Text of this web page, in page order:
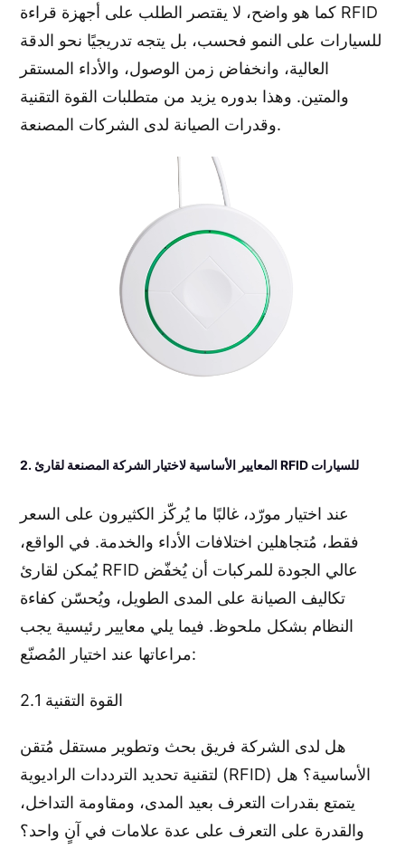
كما هو واضح، لا يقتصر الطلب على أجهزة قراءة RFID
للسيارات على النمو فحسب، بل يتجه تدريجيًا نحو الدقة
العالية، وانخفاض زمن الوصول، والأداء المستقر
والمتين. وهذا بدوره يزيد من متطلبات القوة التقنية
وقدرات الصيانة لدى الشركات المصنعة.
2. المعايير الأساسية لاختيار الشركة المصنعة لقارئ RFID للسيارات
عند اختيار مورّد، غالبًا ما يُركّز الكثيرون على السعر
فقط، مُتجاهلين اختلافات الأداء والخدمة. في الواقع،
يُمكن لقارئ RFID عالي الجودة للمركبات أن يُخفّض
تكاليف الصيانة على المدى الطويل، ويُحسّن كفاءة
النظام بشكل ملحوظ. فيما يلي معايير رئيسية يجب
مراعاتها عند اختيار المُصنّع:
2.1 القوة التقنية
هل لدى الشركة فريق بحث وتطوير مستقل مُتقن
لتقنية تحديد الترددات الراديوية (RFID) الأساسية؟ هل
يتمتع بقدرات التعرف بعيد المدى، ومقاومة التداخل،
والقدرة على التعرف على عدة علامات في آنٍ واحد؟